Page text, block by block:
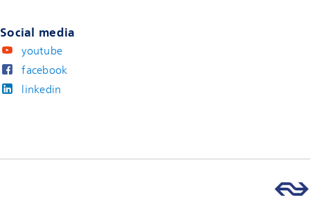
Social media
youtube
facebook
linkedin